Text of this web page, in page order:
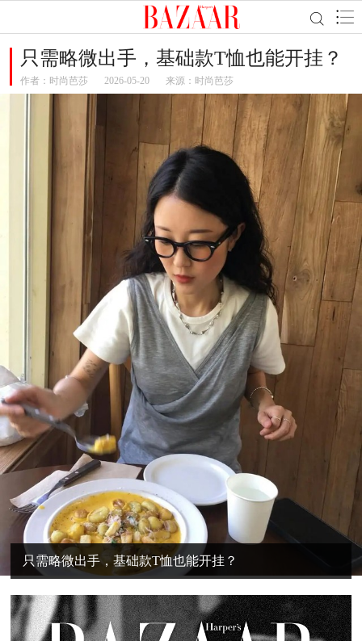
只需略微出手，基础款T恤也能开挂？
作者： 时尚芭莎 2026-05-20 来源：时尚芭莎
只需略微出手，基础款T恤也能开挂？